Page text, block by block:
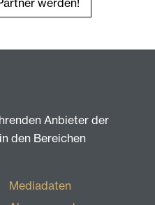
werden!
Anbieter der
den Bereichen
Mediadaten